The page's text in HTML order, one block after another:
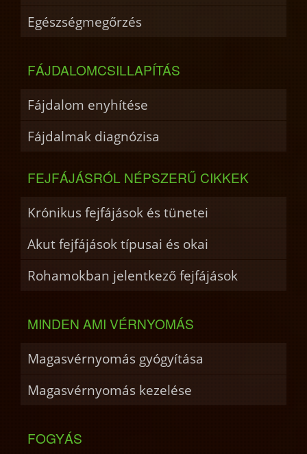
Egészségmegőrzés
FÁJDALOMCSILLAPÍTÁS
Fájdalom enyhítése
Fájdalmak diagnózisa
FEJFÁJÁSRÓL NÉPSZERŰ CIKKEK
Krónikus fejfájások és tünetei
Akut fejfájások típusai és okai
Rohamokban jelentkező fejfájások
MINDEN AMI VÉRNYOMÁS
Magasvérnyomás gyógyítása
Magasvérnyomás kezelése
FOGYÁS